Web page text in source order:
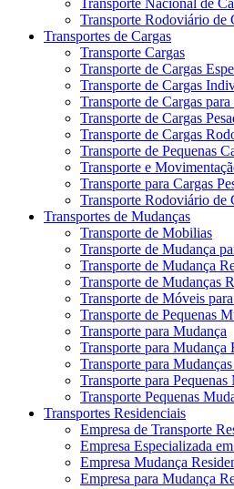
Transporte Rodoviário de
Transportes de Cargas
Transporte Cargas
Transporte de Cargas
Transporte de Cargas
Transporte de Cargas para
Transporte de Cargas
Transporte de Cargas
Transporte de Pequenas
Transporte e
Transporte para Cargas
Transporte Rodoviário de
Transportes de Mudanças
Transporte de Mobilias
Transporte de Mudança
Transporte de Mudança
Transporte de Mudanças
Transporte de Móveis
Transporte de Pequenas
Transporte para Mudança
Transporte para Mudança
Transporte para
Transporte para Pequenas
Transporte Pequenas
Transportes Residenciais
Empresa de Transporte
Empresa Especializada
Empresa Mudança
Empresa para Mudança